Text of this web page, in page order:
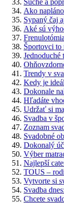
Suché a
Ako
Sypaný čaj
Aké sú
Športovci to
Jednoduché
Trendy v
Kedy je
Dokonale
Hľadáte
Udržať si
Svadba v
Zoznam
Svadobné
Dokonalý
Výber
Najlepší
TOUS –
Vytvorte si
Svadba
Chcete